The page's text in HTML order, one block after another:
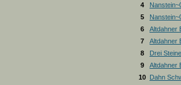
4
5
6
Altdahner
7
Altdahner
8
Drei
9
Altdahner
10
Dahn